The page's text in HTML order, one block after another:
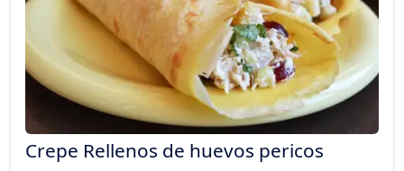
Crepe Rellenos de huevos pericos